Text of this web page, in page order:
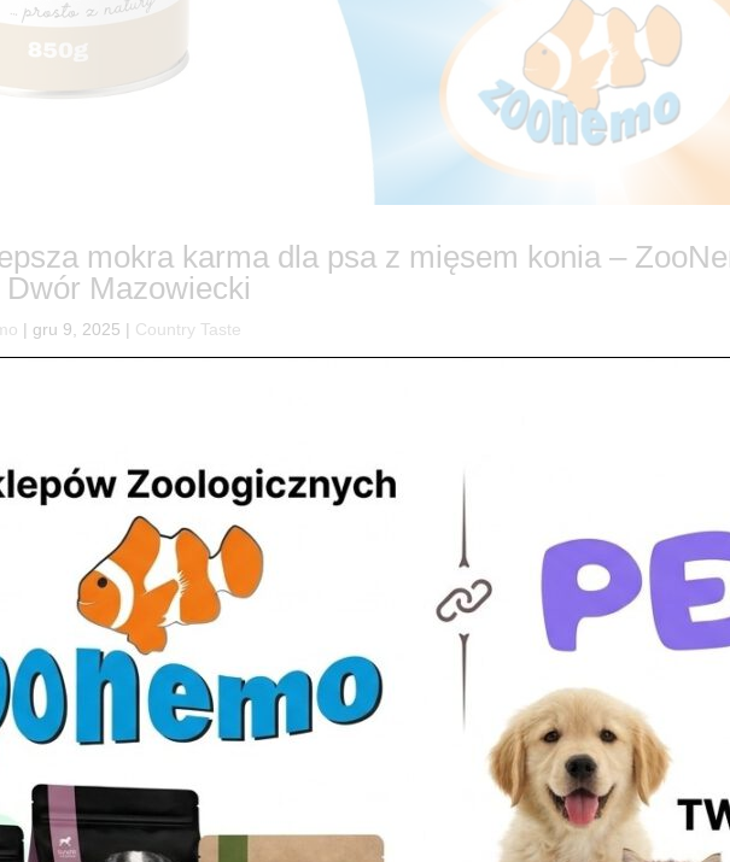
mokra karma dla psa z mięsem konia –
Mazowiecki
| gru 9, 2025 | Country Taste